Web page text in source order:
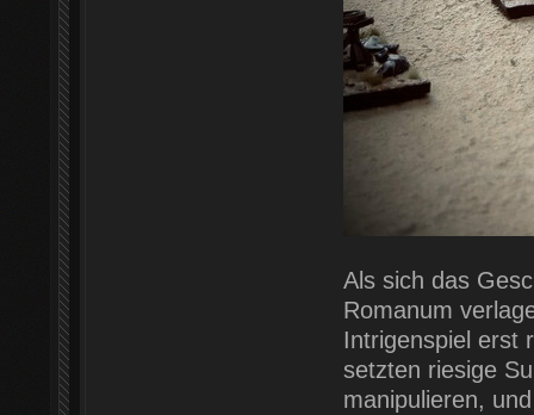
Als sich das
Romanum
Intrigenspiel erst
setzten riesige
manipulieren,